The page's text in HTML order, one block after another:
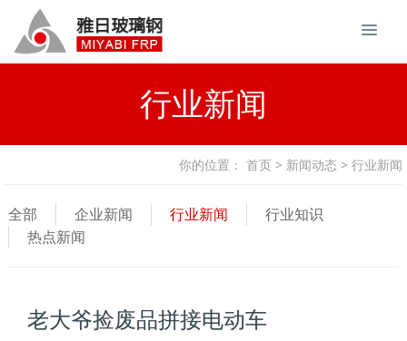
行业新闻
你的位置： 首页 > 新闻动态 > 行业新闻
全部 企业新闻 行业新闻
行业知识
热点新闻
老大爷捡废品拼接电动车